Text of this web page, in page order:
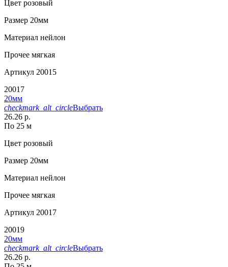
Цвет розовый
Размер 20мм
Материал нейлон
Прочее мягкая
Артикул 20015
20017
20мм
checkmark_alt_circleВыбрать
26.26 р.
По 25 м
Цвет розовый
Размер 20мм
Материал нейлон
Прочее мягкая
Артикул 20017
20019
20мм
checkmark_alt_circleВыбрать
26.26 р.